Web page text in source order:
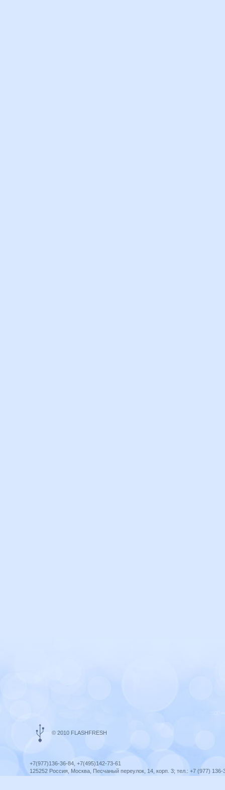
© 2010 FLASHFRESH
+7(977)136-36-84, +7(495)142-73-61
125252 Россия, Москва, Песчаный переулок, 14, корп. 3; тел.: +7 (977) 136-